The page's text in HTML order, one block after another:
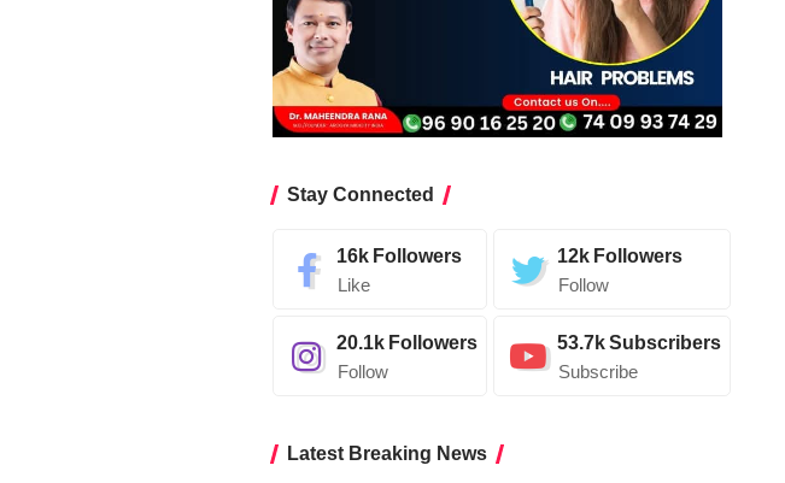
Stay Connected
16k Followers
Like
12k Followers
Follow
20.1k Followers
Follow
53.7kSubscribers
Subscribe
Latest Breaking News